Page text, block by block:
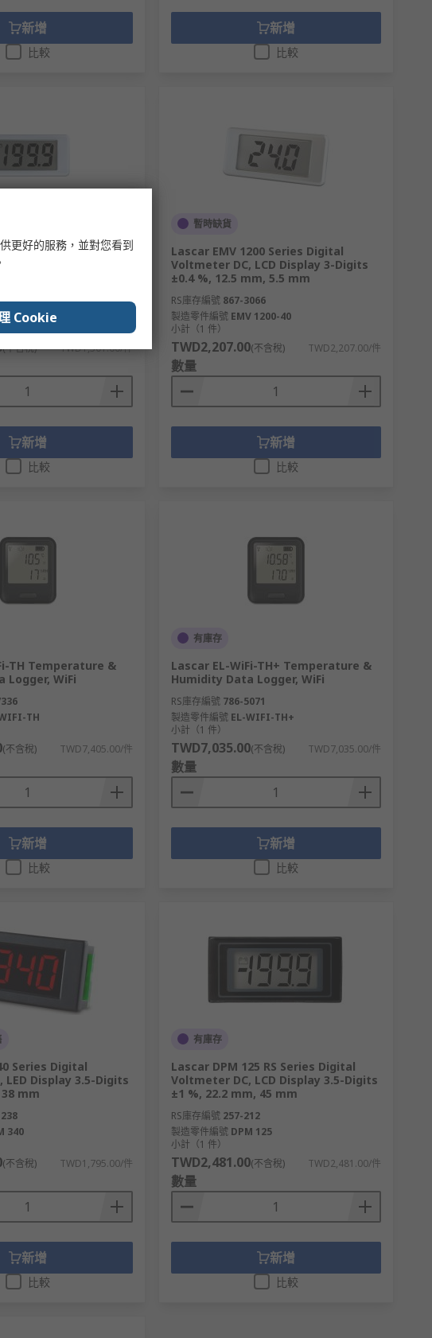
新增
比較
新增
比較
Series Digital
Display 3.5-Digits
1025S-22
(不含稅) TWD1,301.00/件
新增
比較
暫時缺貨
Lascar EMV 1200 Series Digital
Voltmeter DC, LCD Display 3-Digits
±0.4 %, 12.5 mm, 5.5 mm
RS庫存編號 867-3066
製造零件編號 EMV 1200-40
小計（1 件）
TWD2,207.00(不含稅) TWD2,207.00/件
數量
新增
比較
TH Temperature &
Logger, WiFi
TH
(不含稅) TWD7,405.00/件
新增
比較
有庫存
Lascar EL-WiFi-TH+ Temperature &
Humidity Data Logger, WiFi
RS庫存編號 786-5071
製造零件編號 EL-WIFI-TH+
小計（1 件）
TWD7,035.00(不含稅) TWD7,035.00/件
數量
新增
比較
Series Digital
Display 3.5-Digits
mm
340
(不含稅) TWD1,795.00/件
新增
比較
有庫存
Lascar DPM 125 RS Series Digital
Voltmeter DC, LCD Display 3.5-Digits
±1 %, 22.2 mm, 45 mm
RS庫存編號 257-212
製造零件編號 DPM 125
小計（1 件）
TWD2,481.00(不含稅) TWD2,481.00/件
數量
新增
比較
更好的服務，並對您看到
Cookie